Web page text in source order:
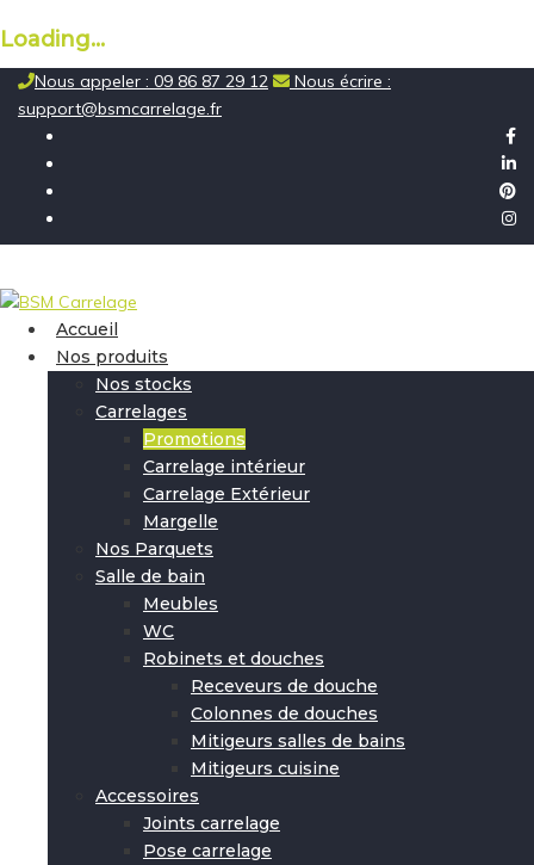
Loading...
Skip
content
Nous appeler : 09 86 87 29 12
Nous écrire :
support@bsmcarrelage.fr
Accueil
Nos produits
Nos stocks
Carrelages
Promotions
Carrelage intérieur
Carrelage Extérieur
Margelle
Nos Parquets
Salle de bain
Meubles
WC
Robinets et douches
Receveurs de douche
Colonnes de douches
Mitigeurs salles de bains
Mitigeurs cuisine
Accessoires
Joints carrelage
Pose carrelage